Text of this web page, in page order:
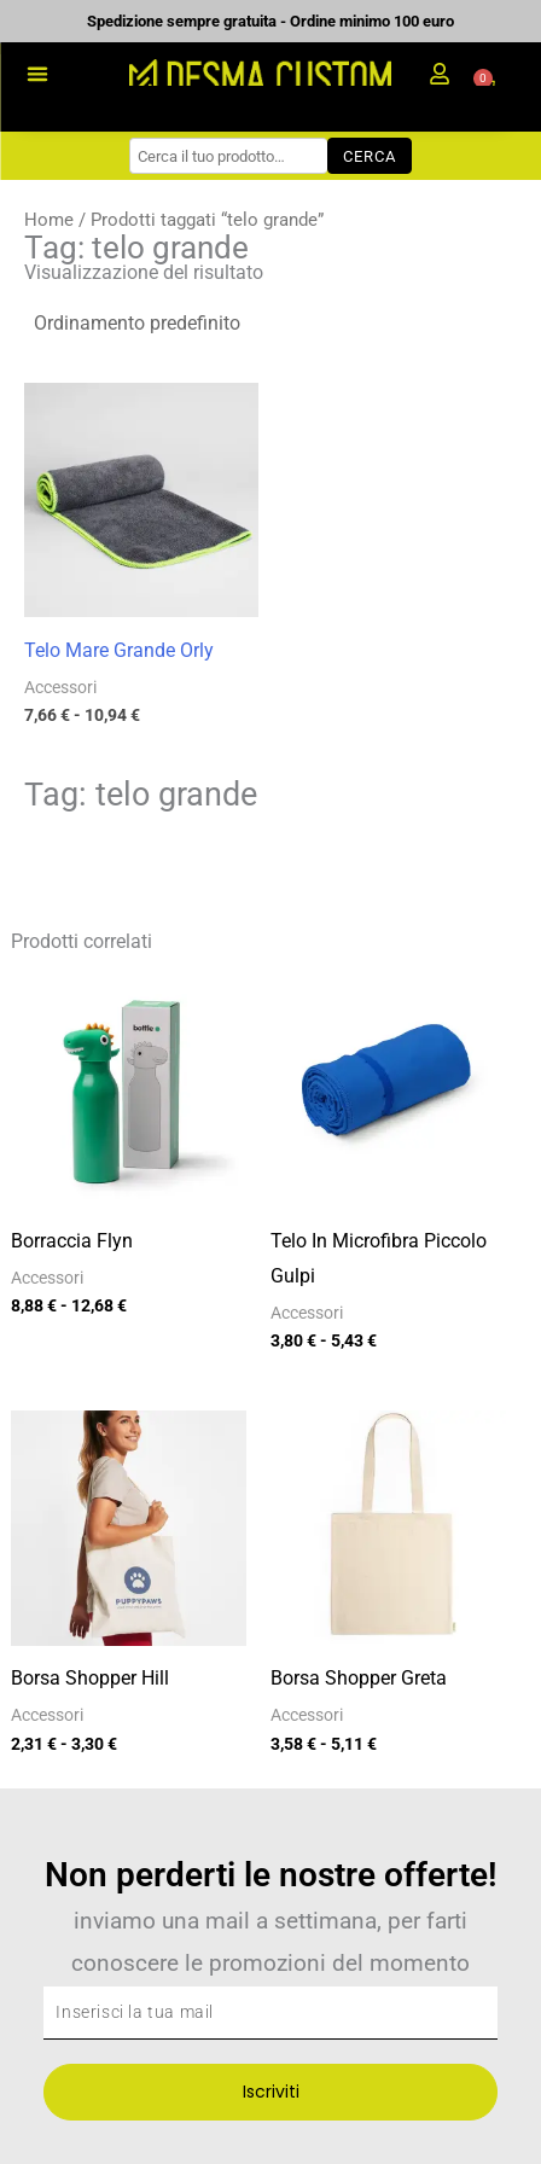
al
contenuto
Spedizione sempre gratuita - Ordine minimo 100 euro
WORKWEAR
COME ORDINARE
PREVENTIVI
0
CERCA
Home / Prodotti taggati “telo grande”
Tag: telo grande
Visualizzazione del risultato
Telo Mare Grande Orly
Accessori
7,66€- 10,94€
da
7,66 €
a
10,94 €
Tag: telo grande
Prodotti correlati
Borraccia Flyn
Accessori
8,88€- 12,68€
di
prezzo:
da
8,88 €
a
Telo In Microfibra Piccolo
Gulpi
Accessori
3,80€- 5,43€
prezzo:
da
3,80 €
a
5,43 €
Borsa Shopper Hill
Accessori
2,31 €- 3,30€
Fascia
di
prezzo:
da
2,31 €
a
3,30 €
Borsa Shopper Greta
Accessori
3,58€- 5,11 €
Fascia
prezzo:
3,58 €
Non perderti le nostre offerte!
inviamo una mail a settimana, per farti
conoscere le promozioni del momento
Inserisci
la
tua
mail
Iscriviti